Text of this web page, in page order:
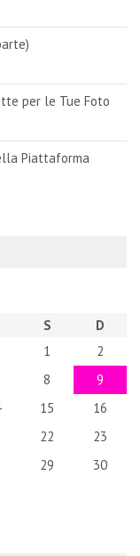
per le Tue Foto
Piattaforma
S
D
1
2
8
9
15
16
22
23
29
30